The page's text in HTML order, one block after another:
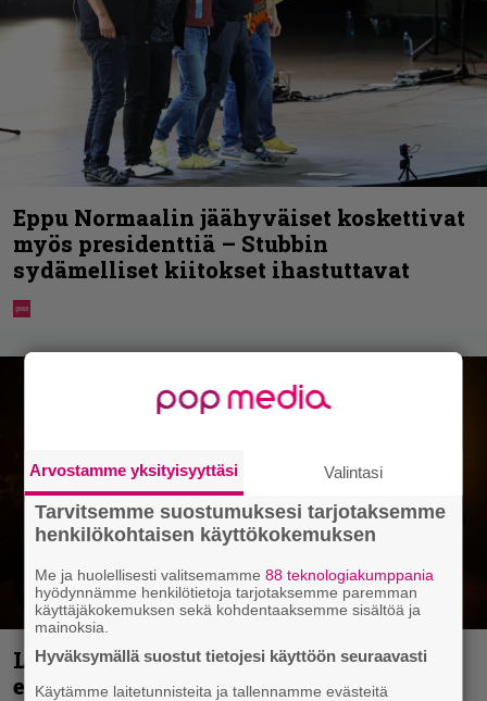
Eppu Normaalin jäähyväiset koskettivat
myös presidenttiä – Stubbin
sydämelliset kiitokset ihastuttavat
Loppuvuoden Hellsinki Metal Cruisen
esiintyjät julki
Arvostamme yksityisyyttäsi Valintasi
Tarvitsemme suostumuksesi tarjotaksemme
henkilökohtaisen käyttökokemuksen
Me ja huolellisesti valitsemamme88 teknologiakumppania
hyödynnämme henkilötietoja tarjotaksemme paremman
käyttäjäkokemuksen sekä kohdentaaksemme sisältöä ja
mainoksia.
Hyväksymällä suostut tietojesi käyttöön seuraavasti
Käytämme laitetunnisteita ja tallennamme evästeitä